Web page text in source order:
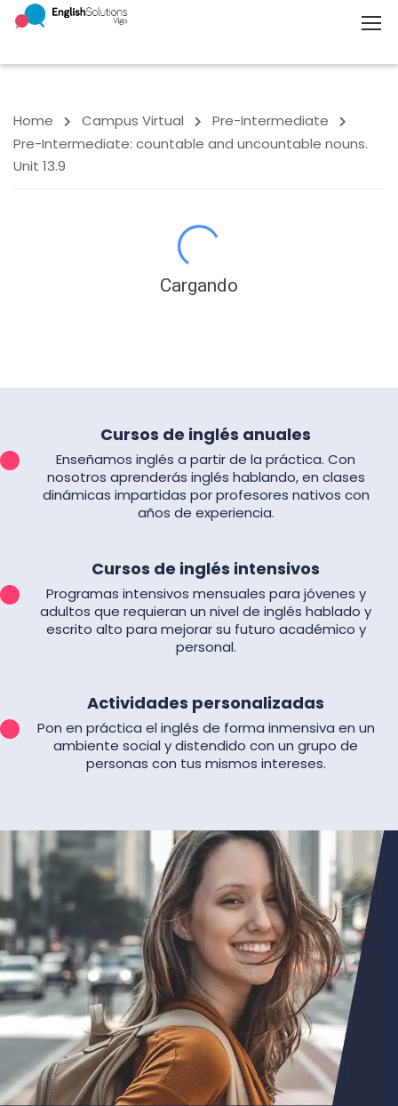
Home Campus Virtual
Pre-Intermediate
Pre-Intermediate: countable and uncountable nouns.
Unit 13.9
Cargando
Cursos de inglés anuales
Enseñamos inglés a partir de la práctica. Con
nosotros aprenderás inglés hablando, en clases
dinámicas impartidas por profesores nativos con
años de experiencia.
Cursos de inglés intensivos
Programas intensivos mensuales para jóvenes y
adultos que requieran un nivel de inglés hablado y
escrito alto para mejorar su futuro académico y
personal.
Actividades personalizadas
Pon en práctica el inglés de forma inmensiva en un
ambiente social y distendido con un grupo de
personas con tus mismos intereses.